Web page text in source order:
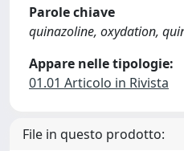
Parole chiave
quinazoline, oxydation,
Appare nelle tipologie:
01.01 Articolo in Rivista
File in questo prodotto: